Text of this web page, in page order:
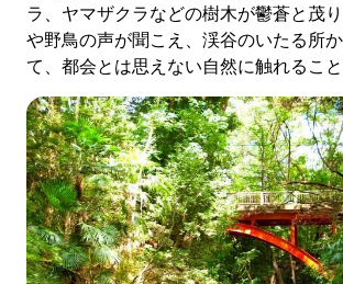
ラ、ヤマザクラなどの樹木が鬱蒼と茂
や野鳥の声が聞こえ、渓谷のいたる所
て、都会とは思えない自然に触れること